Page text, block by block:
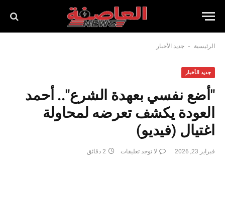
الرئيسية - جديد الأخبار
جديد الأخبار
"أضع نفسي بعهدة الشرع".. أحمد
العودة يكشف تعرضه لمحاولة
اغتيال (فيديو)
فبراير 23, 2026 لا توجد تعليقات 2 دقائق